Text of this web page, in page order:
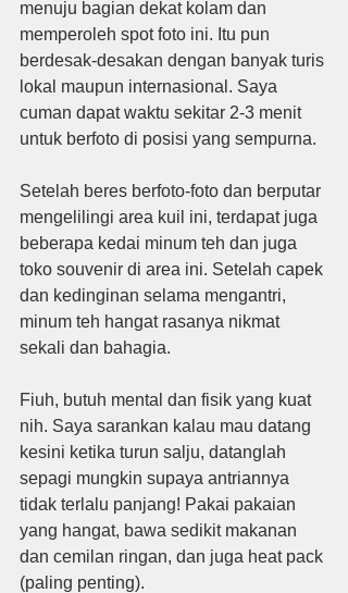
menuju bagian dekat kolam dan
memperoleh spot foto ini. Itu pun
berdesak-desakan dengan banyak turis
lokal maupun internasional. Saya
cuman dapat waktu sekitar 2-3 menit
untuk berfoto di posisi yang sempurna.
Setelah beres berfoto-foto dan berputar
mengelilingi area kuil ini, terdapat juga
beberapa kedai minum teh dan juga
toko souvenir di area ini. Setelah capek
dan kedinginan selama mengantri,
minum teh hangat rasanya nikmat
sekali dan bahagia.
Fiuh, butuh mental dan fisik yang kuat
nih. Saya sarankan kalau mau datang
kesini ketika turun salju, datanglah
sepagi mungkin supaya antriannya
tidak terlalu panjang! Pakai pakaian
yang hangat, bawa sedikit makanan
dan cemilan ringan, dan juga heat pack
(paling penting).